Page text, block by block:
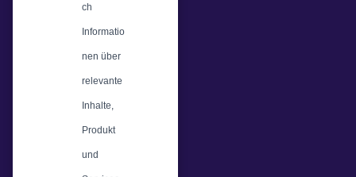
ch
Informatio
nen über
relevante
Inhalte,
Produkt
und